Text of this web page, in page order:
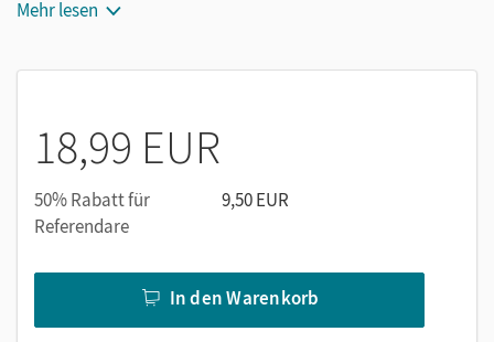
Differenzierungsangebote
Einsatz der Videos im Unterricht
Ideen, wie sich diese Seiten gewinnbringend im Kurs
einsetzen lassen
Mehr lesen
18,99 EUR
50% Rabatt für
Referendare
9,50 EUR
In den Warenkorb